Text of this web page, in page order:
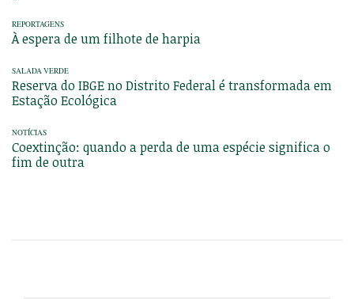
REPORTAGENS
À espera de um filhote de harpia
SALADA VERDE
Reserva do IBGE no Distrito Federal é transformada em
Estação Ecológica
NOTÍCIAS
Coextinção: quando a perda de uma espécie significa o
fim de outra